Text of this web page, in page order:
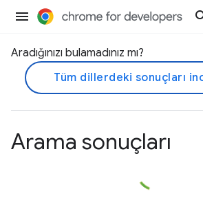
Aradığınızı bulamadınız mı?
Tüm dillerdeki sonuçları
Arama sonuçları